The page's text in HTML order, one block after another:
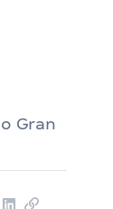
Gran